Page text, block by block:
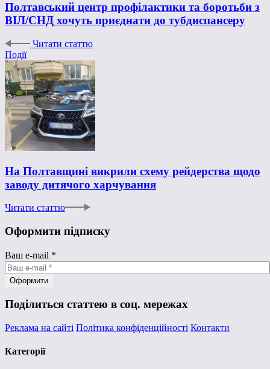
Полтавський центр профілактики та боротьби з
ВІЛ/СНД хочуть приєднати до тубдиспансеру
Читати статтю
Події
На Полтавщині викрили схему рейдерства щодо
заводу дитячого харчування
Читати статтю
Оформити підписку
Ваш e-mail *
Поділиться статтею в соц. мережах
Реклама на сайті Політика конфіденційності Контакти
Категорії